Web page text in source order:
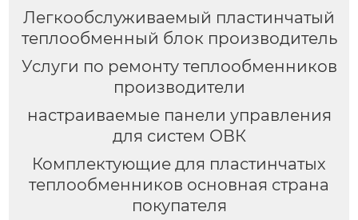
Легкообслуживаемый пластинчатый
теплообменный блок производитель
Услуги по ремонту теплообменников
производители
настраиваемые панели управления
для систем ОВК
Комплектующие для пластинчатых
теплообменников основная страна
покупателя